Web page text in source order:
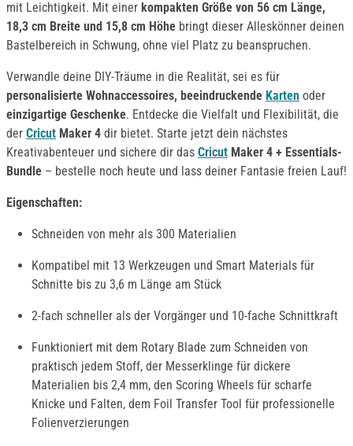
mit Leichtigkeit. Mit einer kompakten Größe von 56 cm Länge,
18,3 cm Breite und 15,8 cm Höhe bringt dieser Alleskönner deinen
Bastelbereich in Schwung, ohne viel Platz zu beanspruchen.
Verwandle deine DIY-Träume in die Realität, sei es für
personalisierte Wohnaccessoires, beeindruckende Karten oder
einzigartige Geschenke. Entdecke die Vielfalt und Flexibilität, die
der Cricut Maker 4 dir bietet. Starte jetzt dein nächstes
Kreativabenteuer und sichere dir das Cricut Maker 4 + Essentials-
Bundle – bestelle noch heute und lass deiner Fantasie freien Lauf!
Eigenschaften:
Schneiden von mehr als 300 Materialien
Kompatibel mit 13 Werkzeugen und Smart Materials für
Schnitte bis zu 3,6 m Länge am Stück
2-fach schneller als der Vorgänger und 10-fache Schnittkraft
Funktioniert mit dem Rotary Blade zum Schneiden von
praktisch jedem Stoff, der Messerklinge für dickere
Materialien bis 2,4 mm, den Scoring Wheels für scharfe
Knicke und Falten, dem Foil Transfer Tool für professionelle
Folienverzierungen